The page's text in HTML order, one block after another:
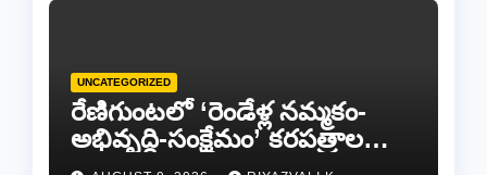
UNCATEGORIZED
రేణిగుంటలో ‘రెండేళ్ల నమ్మకం-
అభివృద్ధి-సంక్షేమం’ కరపత్రాల
పంపిణీ.